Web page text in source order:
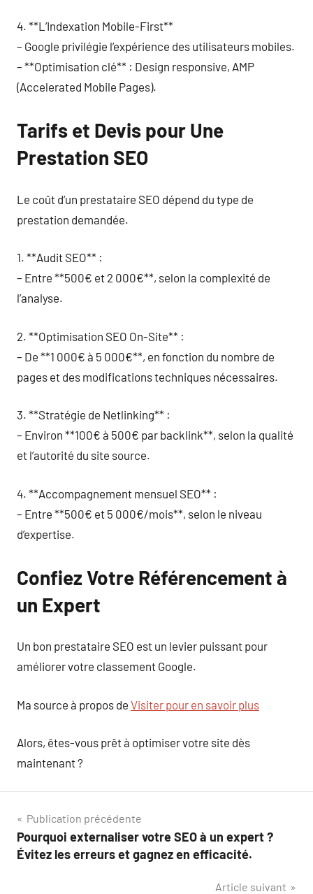
4. **L’Indexation Mobile-First**
– Google privilégie l’expérience des utilisateurs mobiles.
– **Optimisation clé** : Design responsive, AMP
(Accelerated Mobile Pages).
Tarifs et Devis pour Une
Prestation SEO
Le coût d’un prestataire SEO dépend du type de
prestation demandée.
1. **Audit SEO** :
– Entre **500€ et 2 000€**, selon la complexité de
l’analyse.
2. **Optimisation SEO On-Site** :
– De **1 000€ à 5 000€**, en fonction du nombre de
pages et des modifications techniques nécessaires.
3. **Stratégie de Netlinking** :
– Environ **100€ à 500€ par backlink**, selon la qualité
et l’autorité du site source.
4. **Accompagnement mensuel SEO** :
– Entre **500€ et 5 000€/mois**, selon le niveau
d’expertise.
Confiez Votre Référencement à
un Expert
Un bon prestataire SEO est un levier puissant pour
améliorer votre classement Google.
Ma source à propos de Visiter pour en savoir plus
Alors, êtes-vous prêt à optimiser votre site dès
maintenant ?
Navigation
de
Publication précédente
Pourquoi externaliser votre SEO à un expert ?
Évitez les erreurs et gagnez en efficacité.
Article suivant